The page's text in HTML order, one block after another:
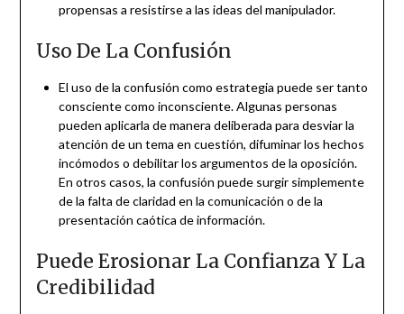
propensas a resistirse a las ideas del manipulador.
Uso De La Confusión
El uso de la confusión como estrategia puede ser tanto
consciente como inconsciente. Algunas personas
pueden aplicarla de manera deliberada para desviar la
atención de un tema en cuestión, difuminar los hechos
incómodos o debilitar los argumentos de la oposición.
En otros casos, la confusión puede surgir simplemente
de la falta de claridad en la comunicación o de la
presentación caótica de información.
Puede Erosionar La Confianza Y La
Credibilidad